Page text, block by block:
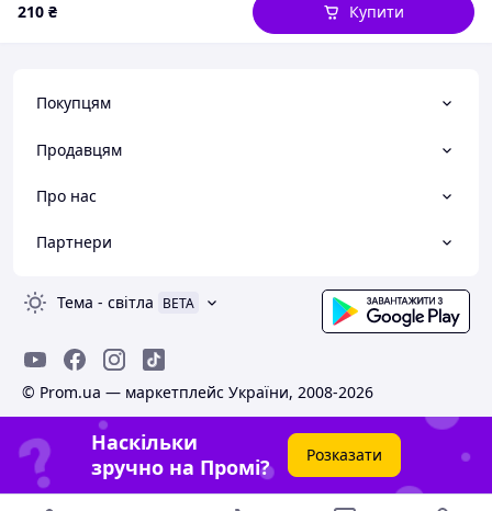
210 ₴ Купити
Покупцям
Продавцям
Про нас
Партнери
Тема - світла BETA
© Prom.ua — маркетплейс України, 2008-2026
Наскільки
зручно на Промі?
Розказати